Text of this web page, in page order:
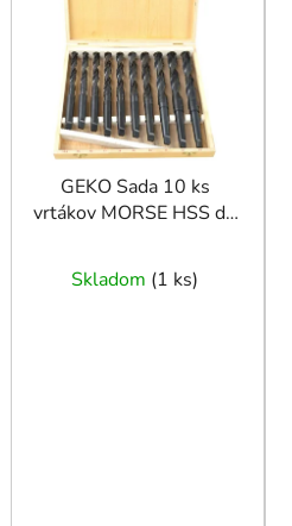
GEKO Sada 10 ks
vrtákov MORSE HSS do
Skladom (1 ks)